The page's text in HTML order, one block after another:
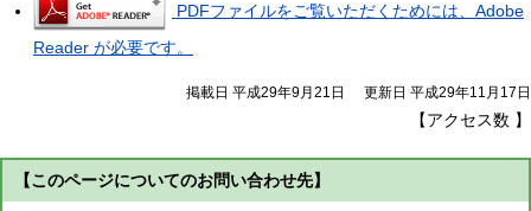
PDFファイルをご覧いただくためには、Adobe
Reader が必要です。
掲載日 平成29年9月21日 更新日 平成29年11月17日
【アクセス数 】
【このページについてのお問い合わせ先】